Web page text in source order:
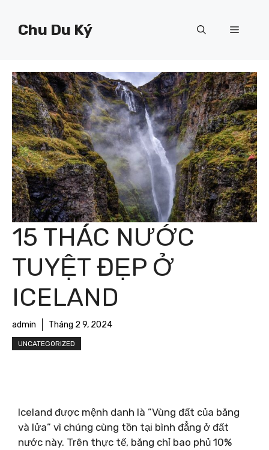
Chu Du Ký Menu
15 THÁC NƯỚC
TUYỆT ĐẸP Ở
ICELAND
admin Tháng 2 9, 2024
UNCATEGORIZED
Iceland được mệnh danh là ”Vùng đất của băng
và lửa” vì chúng cùng tồn tại bình đẳng ở đất
nước này. Trên thực tế, băng chỉ bao phủ 10%